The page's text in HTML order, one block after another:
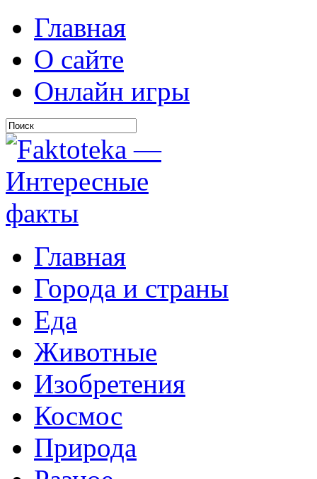
Главная
О сайте
Онлайн игры
Главная
Города и страны
Еда
Животные
Изобретения
Космос
Природа